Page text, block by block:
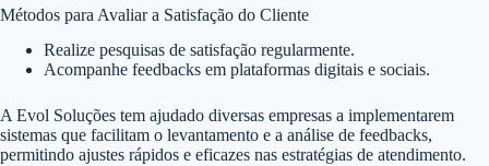
Métodos para Avaliar a Satisfação do Cliente
Realize pesquisas de satisfação regularmente.
Acompanhe feedbacks em plataformas digitais e sociais.
A Evol Soluções tem ajudado diversas empresas a implementarem
sistemas que facilitam o levantamento e a análise de feedbacks,
permitindo ajustes rápidos e eficazes nas estratégias de atendimento.